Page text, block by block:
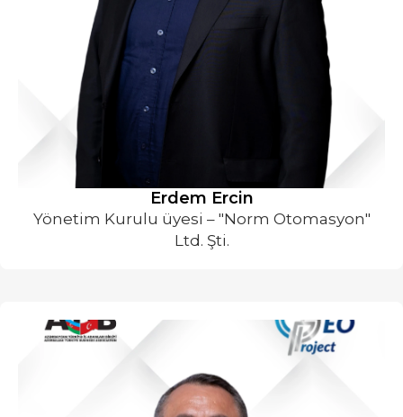
⁠Erdem Ercin
Yönetim Kurulu üyesi – "Norm Otomasyon"
Ltd. Şti.